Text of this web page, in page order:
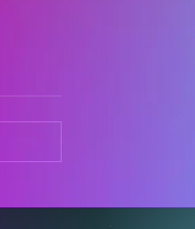
จัดกิจกรรม Workshop ลดกา